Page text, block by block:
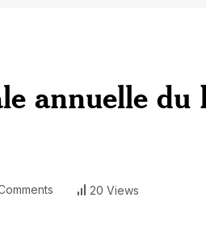
annuelle du
20 Views